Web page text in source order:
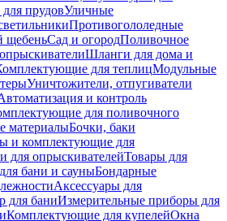
прудовУличные
Противогололедные
щебеньСад и огородПоливочное
Шланги для дома и
для теплицМодульные
Уничтожители, отпугиватели
и контроль
для поливочного
материалыБочки, баки
и комплектующие для
для опрыскивателейТовары для
бани и сауныБондарные
Аксессуары для
для баниИзмерительные приборы для
Комплектующие для купелейОкна